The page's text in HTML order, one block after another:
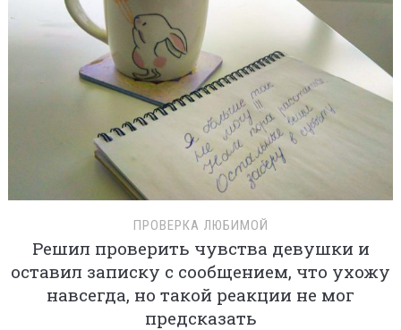
ПРОВЕРКА ЛЮБИМОЙ
Решил проверить чувства девушки и
оставил записку с сообщением, что ухожу
навсегда, но такой реакции не мог
предсказать